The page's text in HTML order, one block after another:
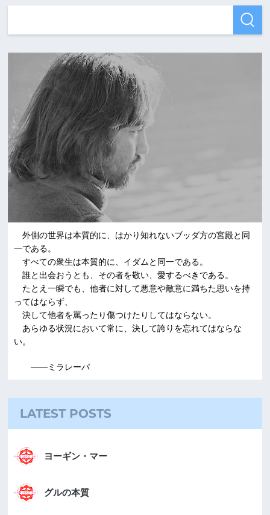
外側の世界は本質的に、はかり知れないブッダ方の宮殿と同
一である。
すべての衆生は本質的に、イダムと同一である。
誰と出会おうとも、その者を敬い、愛するべきである。
たとえ一瞬でも、他者に対して悪意や敵意に満ちた思いを持
ってはならず、
決して他者を罵ったり傷つけたりしてはならない。
あらゆる状況において常に、決して誇りを忘れてはならな
い。
――ミラレーパ
LATEST POSTS
ヨーギン・マー
グルの本質